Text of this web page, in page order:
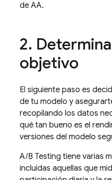
de AA.
2.
objetivo
El siguiente paso es
de tu modelo y
recopilando los datos
qué tan bueno es el
versiones del modelo
A/B Testing tiene varias
incluidas aquellas que